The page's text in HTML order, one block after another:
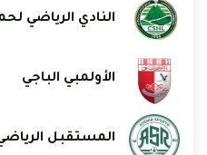
النادي الرياضي
الأولمبي الباجي
المستقبل